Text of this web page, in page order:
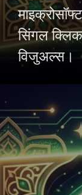
सिंगल
विजुअल्स।